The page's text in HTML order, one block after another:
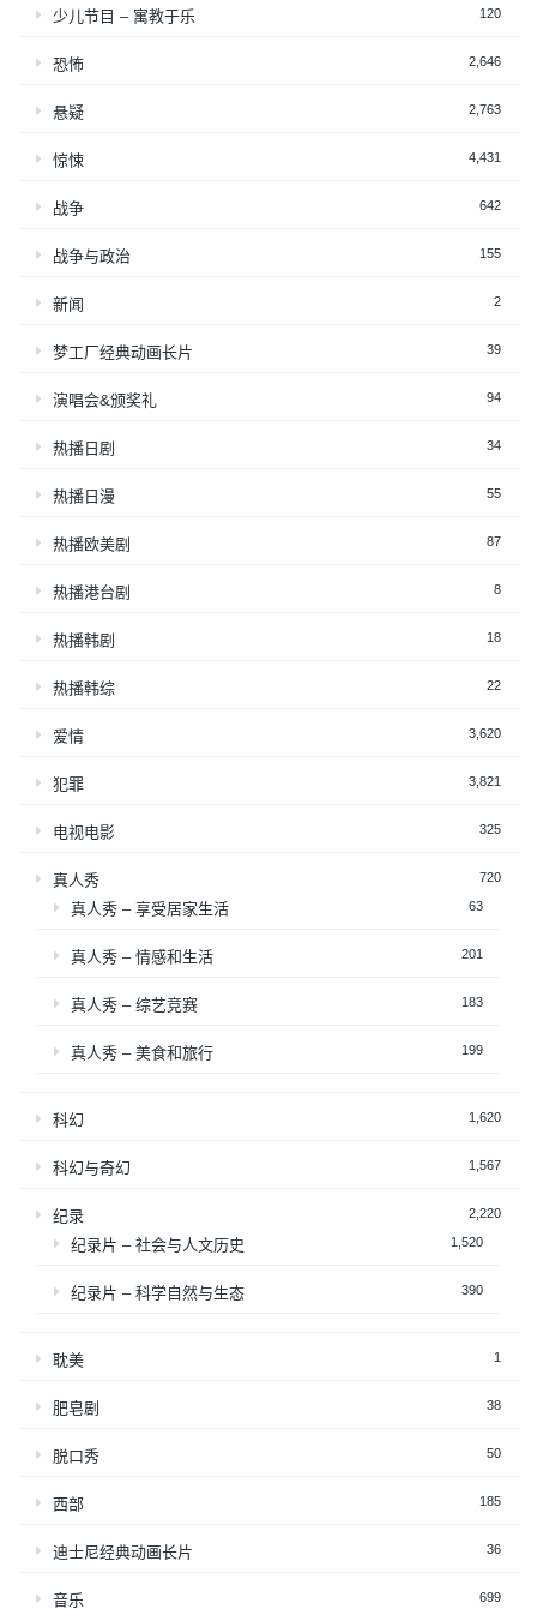
少儿节目 – 寓教于乐 120
恐怖 2,646
悬疑 2,763
惊悚 4,431
战争 642
战争与政治 155
新闻 2
梦工厂经典动画长片 39
演唱会&颁奖礼 94
热播日剧 34
热播日漫 55
热播欧美剧 87
热播港台剧 8
热播韩剧 18
热播韩综 22
爱情 3,620
犯罪 3,821
电视电影 325
真人秀 720
真人秀 – 享受居家生活 63
真人秀 – 情感和生活 201
真人秀 – 综艺竞赛 183
真人秀 – 美食和旅行 199
科幻 1,620
科幻与奇幻 1,567
纪录 2,220
纪录片 – 社会与人文历史 1,520
纪录片 – 科学自然与生态 390
耽美 1
肥皂剧 38
脱口秀 50
西部 185
迪士尼经典动画长片 36
音乐 699